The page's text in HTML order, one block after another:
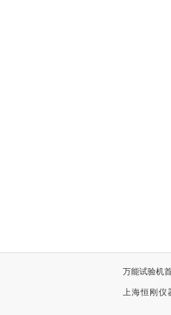
万能试验机
上海恒刚仪